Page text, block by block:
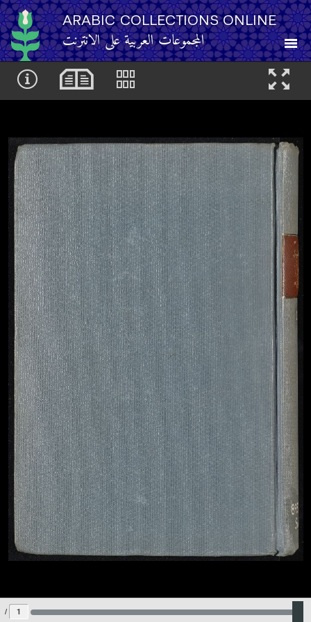
ARABIC COLLECTIONS ONLINE
المجموعات العربية على الانترنت
About
Browse
Browse by Category
Search